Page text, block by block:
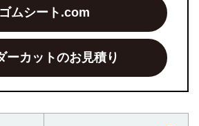
ゴムシート.com
ーカットのお見積り